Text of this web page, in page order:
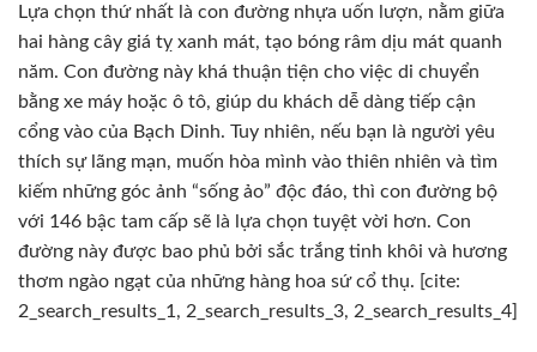
Lựa chọn thứ nhất là con đường nhựa uốn lượn, nằm giữa
hai hàng cây giá tỵ xanh mát, tạo bóng râm dịu mát quanh
năm. Con đường này khá thuận tiện cho việc di chuyển
bằng xe máy hoặc ô tô, giúp du khách dễ dàng tiếp cận
cổng vào của Bạch Dinh. Tuy nhiên, nếu bạn là người yêu
thích sự lãng mạn, muốn hòa mình vào thiên nhiên và tìm
kiếm những góc ảnh “sống ảo” độc đáo, thì con đường bộ
với 146 bậc tam cấp sẽ là lựa chọn tuyệt vời hơn. Con
đường này được bao phủ bởi sắc trắng tinh khôi và hương
thơm ngào ngạt của những hàng hoa sứ cổ thụ. [cite:
2_search_results_1, 2_search_results_3, 2_search_results_4]